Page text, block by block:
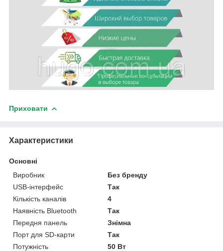
Приховати
Характеристики
Основні
Виробник
Без бренду
USB-інтерфейс
Так
Кількість каналів
4
Наявність Bluetooth
Так
Передня панель
Знімна
Порт для SD-карти
Так
Потужність
50 Вт